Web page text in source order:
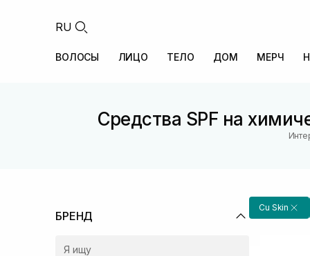
RU
ВОЛОСЫ ЛИЦО ТЕЛО ДОМ МЕРЧ
Средства SPF на
БРЕНД
Cu Skin